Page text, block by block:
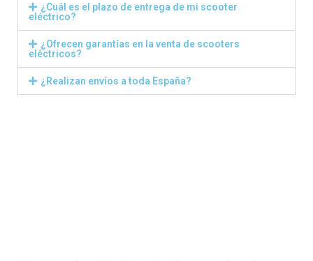
¿Cuál es el plazo de entrega de mi scooter
eléctrico?
¿Ofrecen garantías en la venta de scooters
eléctricos?
¿Realizan envíos a toda España?